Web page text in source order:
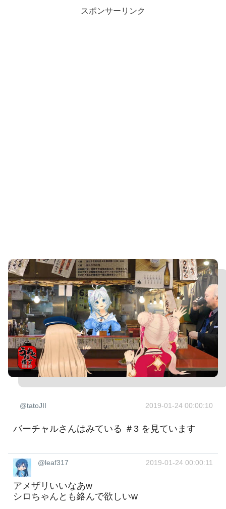
スポンサーリンク
@tatoJII 2019-01-24 00:00:10
バーチャルさんはみている ＃3 を見ています
@leaf317 2019-01-24 00:00:11
アメザリいいなあw
シロちゃんとも絡んで欲しいw